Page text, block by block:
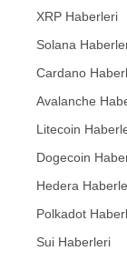
XRP Haberleri
Solana
Cardano
Avalanche
Litecoin
Dogecoin
Hedera
Polkadot
Sui Haberleri